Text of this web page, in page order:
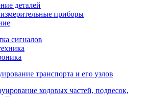
деталей
приборы
сигналов
транспорта и его узлов
ходовых частей, подвесок,